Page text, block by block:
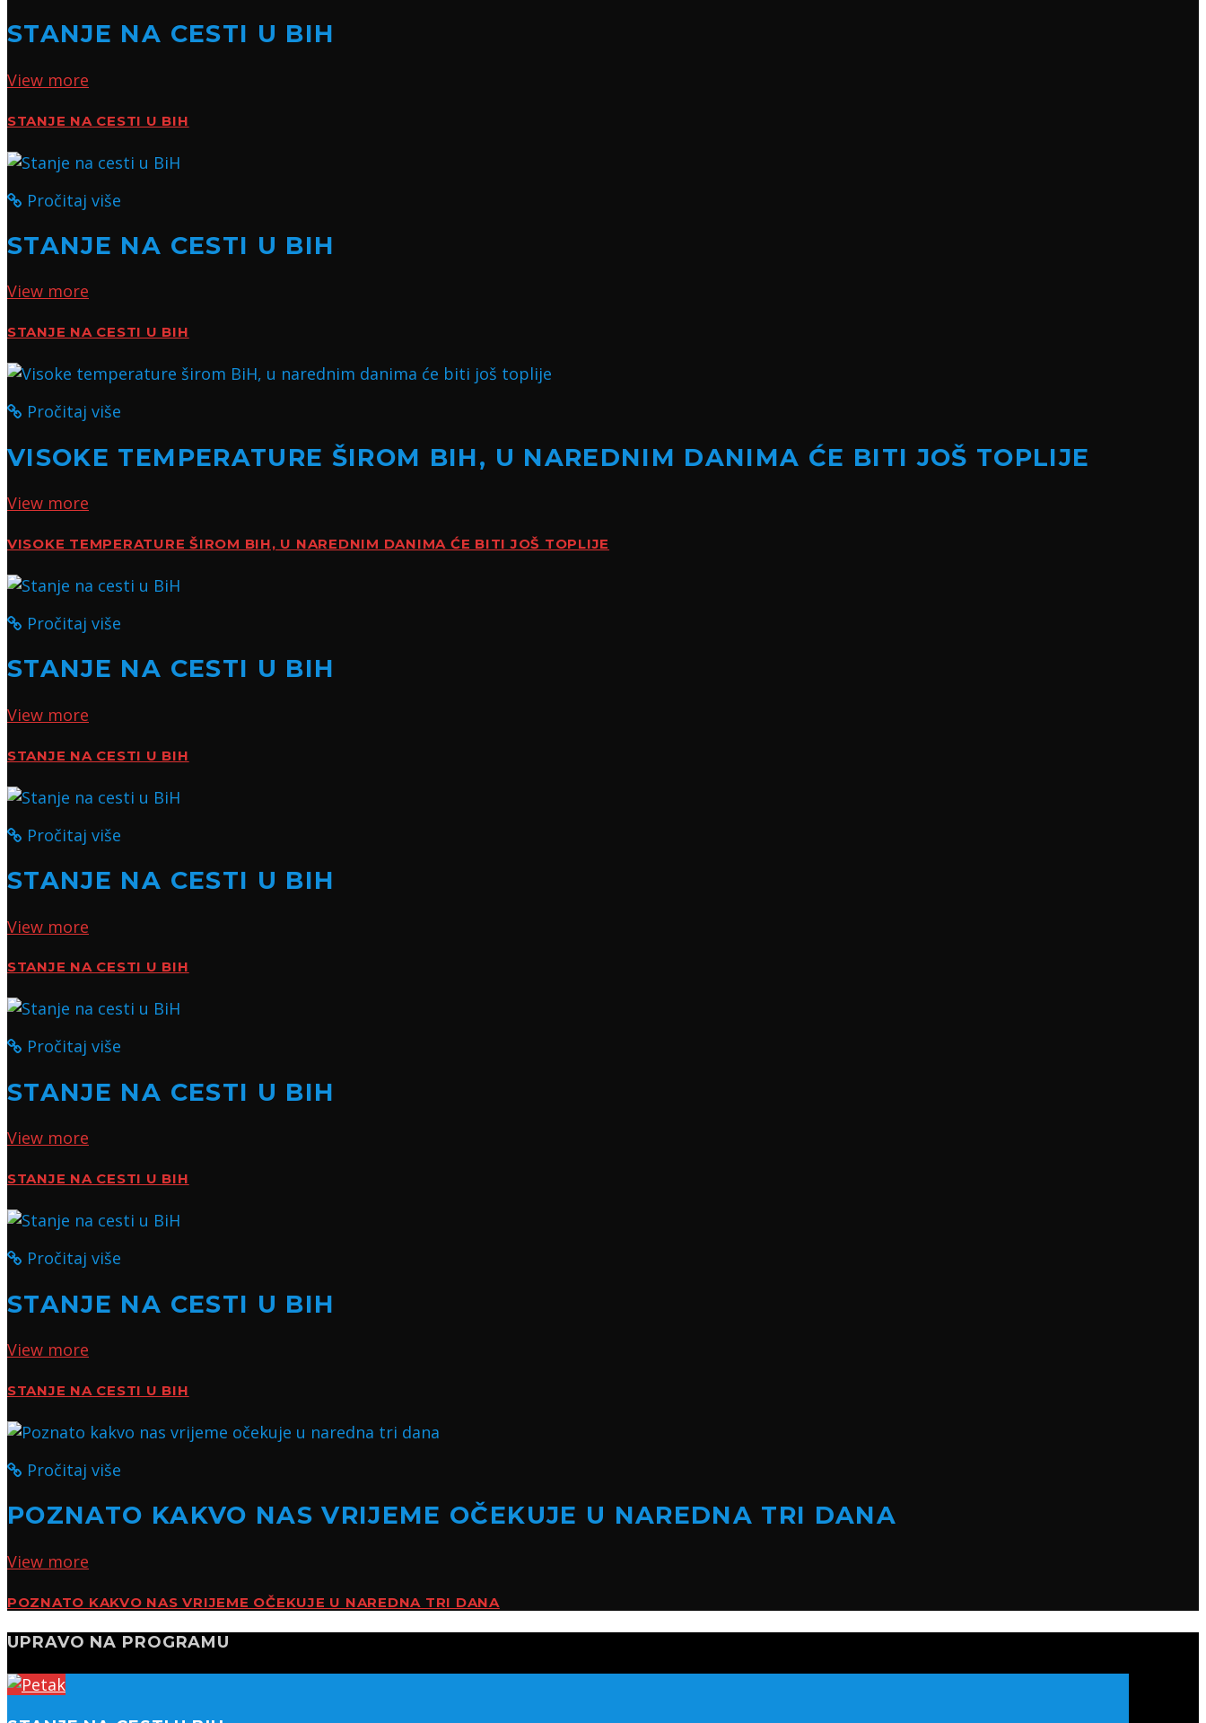
STANJE NA CESTI U BIH
View more
STANJE NA CESTI U BIH
Pročitaj više
STANJE NA CESTI U BIH
View more
STANJE NA CESTI U BIH
Pročitaj više
VISOKE TEMPERATURE ŠIROM BIH, U NAREDNIM DANIMA ĆE BITI JOŠ TOPLIJE
View more
VISOKE TEMPERATURE ŠIROM BIH, U NAREDNIM DANIMA ĆE BITI JOŠ TOPLIJE
Pročitaj više
STANJE NA CESTI U BIH
View more
STANJE NA CESTI U BIH
Pročitaj više
STANJE NA CESTI U BIH
View more
STANJE NA CESTI U BIH
Pročitaj više
STANJE NA CESTI U BIH
View more
STANJE NA CESTI U BIH
Pročitaj više
STANJE NA CESTI U BIH
View more
STANJE NA CESTI U BIH
Pročitaj više
POZNATO KAKVO NAS VRIJEME OČEKUJE U NAREDNA TRI DANA
View more
POZNATO KAKVO NAS VRIJEME OČEKUJE U NAREDNA TRI DANA
UPRAVO NA PROGRAMU